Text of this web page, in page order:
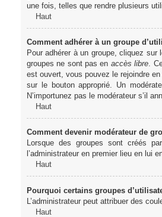
une fois, telles que rendre plusieurs
Haut
Comment adhérer à un groupe
Pour adhérer à un groupe, cliquez sur
groupes ne sont pas en accès libre.
est ouvert, vous pouvez le rejoindre
sur le bouton approprié. Un
N’importunez pas le modérateur s’il
Haut
Comment devenir modérateur de
Lorsque des groupes sont créés
l’administrateur en premier lieu en lui
Haut
Pourquoi certains groupes
L’administrateur peut attribuer des
Haut